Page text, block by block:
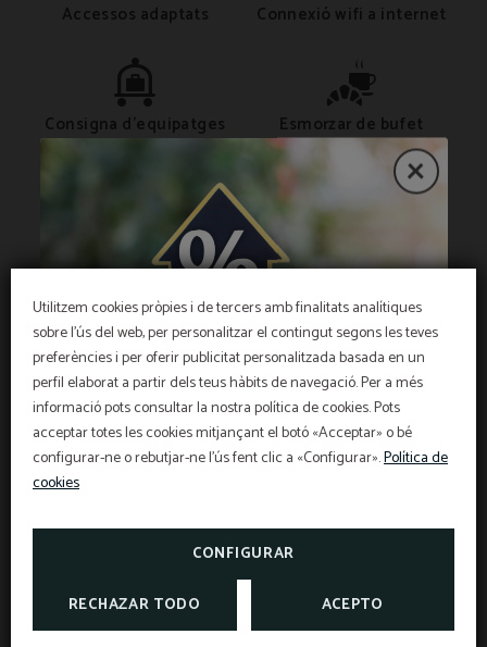
Utilitzem cookies pròpies i de tercers amb finalitats analítiques
sobre l'ús del web, per personalitzar el contingut segons les teves
preferències i per oferir publicitat personalitzada basada en un
perfil elaborat a partir dels teus hàbits de navegació. Per a més
informació pots consultar la nostra política de cookies. Pots
acceptar totes les cookies mitjançant el botó «Acceptar» o bé
configurar-ne o rebutjar-ne l'ús fent clic a «Configurar».Política de
cookies
CONFIGURAR
RECHAZAR TODO ACEPTO
Accessos adaptats Connexió wifi a internet
Consigna d'equipatges Esmorzar de bufet
Premsa en zones
comunes Recepció 24 hores
Restaurant Serveis de bugaderia /
tintoreria
Aire condicionat o
OFERTA EXCLUSIVA
Preu millor garantit, descompte per reserva
anticipada, esmorzar gratuït i assegurança de
cancel·lació gratuïta inclosa!
L'Hotel Sant Pau us ofereix un segur de
cancel·lació exclusiu per a reserves fetes a la web
CANCEL·LACIÓ
INFORMACIÓ
TAXES I EXEMPCIONS